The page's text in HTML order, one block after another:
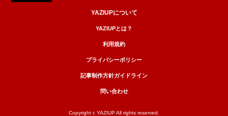
YAZIUPについて
YAZIUPとは？
利用規約
プライバシーポリシー
記事制作方針ガイドライン
問い合わせ
Copyright c YAZIUP All rights reserved.